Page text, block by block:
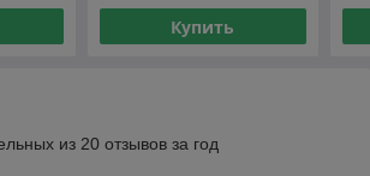
Купить
из 20 отзывов за год